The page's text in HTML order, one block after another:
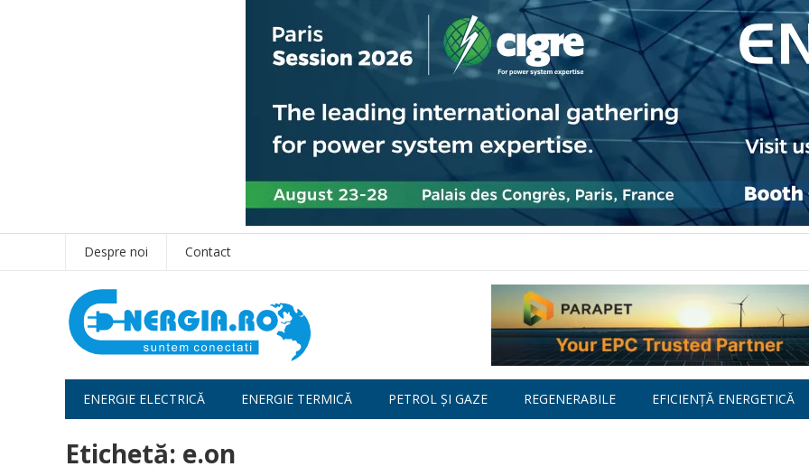
Despre noi Contact
ENERGIE ELECTRICĂ ENERGIE TERMICĂ PETROL ȘI GAZE REGENERABILE EFICIENȚĂ ENERGETICĂ
Etichetă: e.on